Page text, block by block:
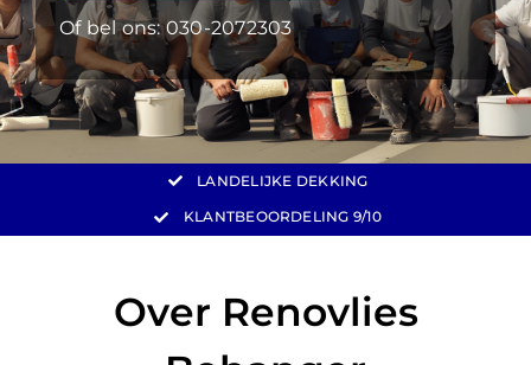
Of bel ons:030-2072303
LANDELIJKE DEKKING
KLANTBEOORDELING 9/10
Over Renovlies